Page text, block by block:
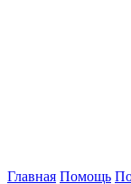
Главная Помощь